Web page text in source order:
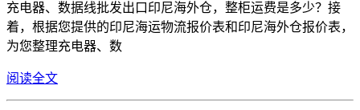
充电器、数据线批发出口印尼海外仓，整柜运费是多少？接
着，根据您提供的印尼海运物流报价表和印尼海外仓报价表，
为您整理充电器、数
阅读全文